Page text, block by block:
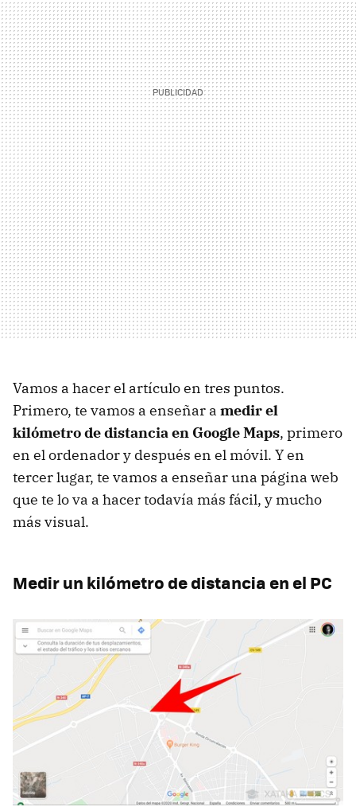
Vamos a hacer el artículo en tres puntos.
Primero, te vamos a enseñar a medir el
kilómetro de distancia en Google Maps, primero
en el ordenador y después en el móvil. Y en
tercer lugar, te vamos a enseñar una página web
que te lo va a hacer todavía más fácil, y mucho
más visual.
Medir un kilómetro de distancia en el PC